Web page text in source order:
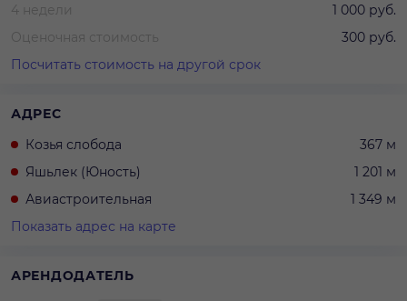
4 недели
1 000 руб.
Оценочная стоимость
300 руб.
Посчитать стоимость на другой срок
АДРЕС
Козья слобода
367 м
Яшьлек (Юность)
1 201 м
Авиастроительная
1 349 м
Показать адрес на карте
АРЕНДОДАТЕЛЬ